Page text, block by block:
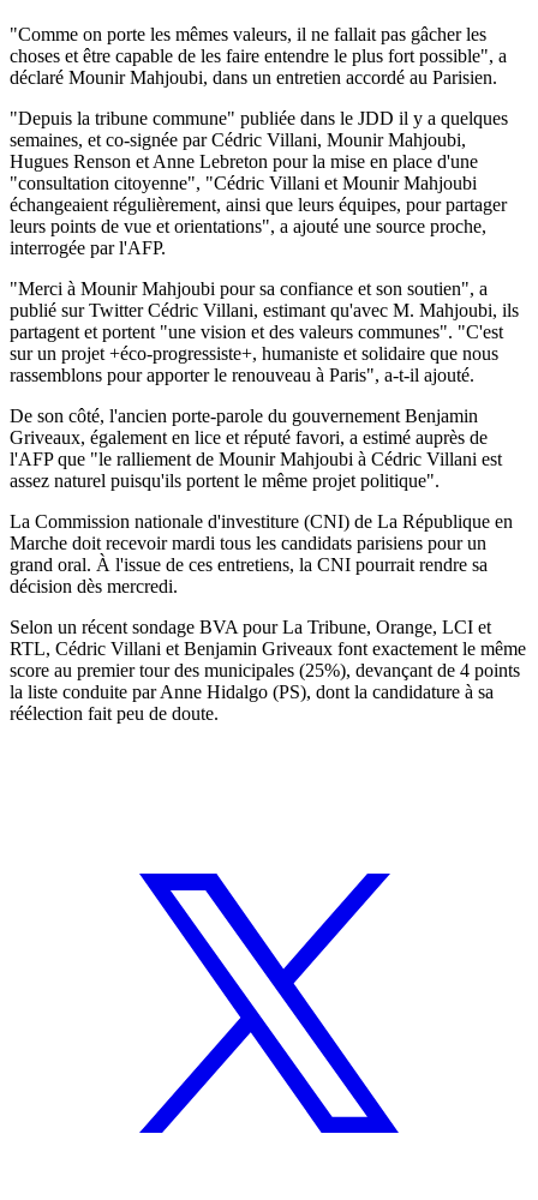
"Comme on porte les mêmes valeurs, il ne fallait pas gâcher les
choses et être capable de les faire entendre le plus fort possible", a
déclaré Mounir Mahjoubi, dans un entretien accordé au Parisien.
"Depuis la tribune commune" publiée dans le JDD il y a quelques
semaines, et co-signée par Cédric Villani, Mounir Mahjoubi,
Hugues Renson et Anne Lebreton pour la mise en place d'une
"consultation citoyenne", "Cédric Villani et Mounir Mahjoubi
échangeaient régulièrement, ainsi que leurs équipes, pour partager
leurs points de vue et orientations", a ajouté une source proche,
interrogée par l'AFP.
"Merci à Mounir Mahjoubi pour sa confiance et son soutien", a
publié sur Twitter Cédric Villani, estimant qu'avec M. Mahjoubi, ils
partagent et portent "une vision et des valeurs communes". "C'est
sur un projet +éco-progressiste+, humaniste et solidaire que nous
rassemblons pour apporter le renouveau à Paris", a-t-il ajouté.
De son côté, l'ancien porte-parole du gouvernement Benjamin
Griveaux, également en lice et réputé favori, a estimé auprès de
l'AFP que "le ralliement de Mounir Mahjoubi à Cédric Villani est
assez naturel puisqu'ils portent le même projet politique".
La Commission nationale d'investiture (CNI) de La République en
Marche doit recevoir mardi tous les candidats parisiens pour un
grand oral. À l'issue de ces entretiens, la CNI pourrait rendre sa
décision dès mercredi.
Selon un récent sondage BVA pour La Tribune, Orange, LCI et
RTL, Cédric Villani et Benjamin Griveaux font exactement le même
score au premier tour des municipales (25%), devançant de 4 points
la liste conduite par Anne Hidalgo (PS), dont la candidature à sa
réélection fait peu de doute.